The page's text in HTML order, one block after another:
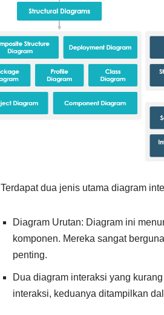
Terdapat dua jenis utama diagram
Diagram Urutan: Diagram ini
komponen. Mereka sangat
penting.
Dua diagram interaksi yang
interaksi, keduanya ditampilkan